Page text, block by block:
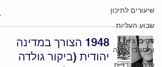
שיעורים לתיכון
שבוע העליות
אסירי ציון
ומסורבי עלייה
ערבות הדדית
1948 הצורך במדינה
יהודית (ביקור גולדה